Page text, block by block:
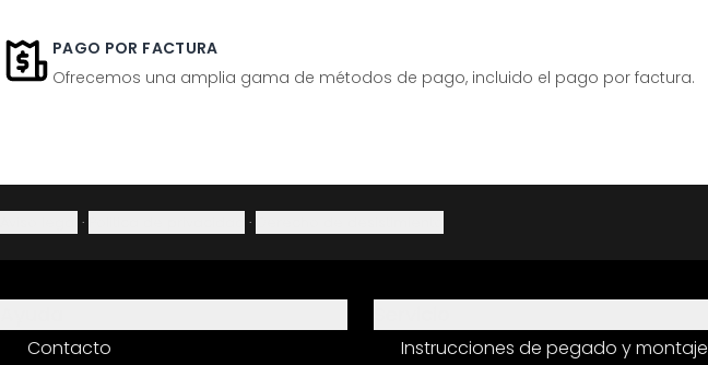
PAGO POR FACTURA
Ofrecemos una amplia gama de métodos de pago, incluido el pago por factura.
· ·
Contacto
Instrucciones de pegado y montaje